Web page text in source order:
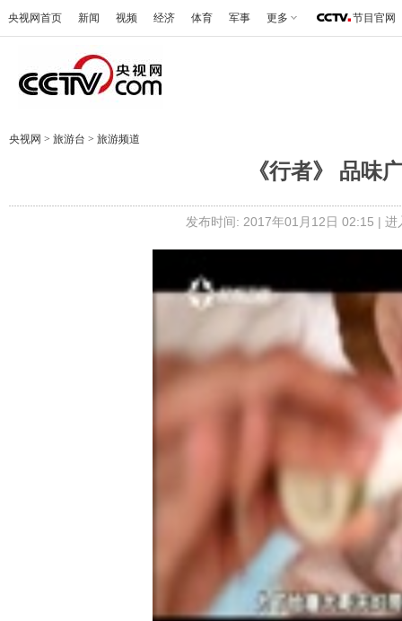
央视网首页 新闻 视频 经济 体育 军事 更多 节目官网
央视网 > 旅游台 > 旅游频道
《行者》 品味
发布时间: 2017年01月12日 02:15 | 进